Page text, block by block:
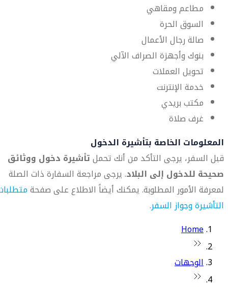
مطاعم ومقاهي
السوق الحرة
صالة رجال الأعمال
بنوك وأجهزة الصراف الآلي
تحويل العملات
خدمة الإنترنت
مكتب بريدي
غرف صلاة
المعلومات الخاصة بتأشيرة الدخول
قبل السفر، يرجى التأكد من أنك تحملتأشيرة دخول ووثائق
صحيحة للدخول إلى البلاد. يرجى مراجعة السفارة ذات الصلة
لمعرفة الأمور المطلوبة. يمكنك أيضاً الاطلاع على صفحة
التأشيرة وجواز السفر.
Home
الوجهات